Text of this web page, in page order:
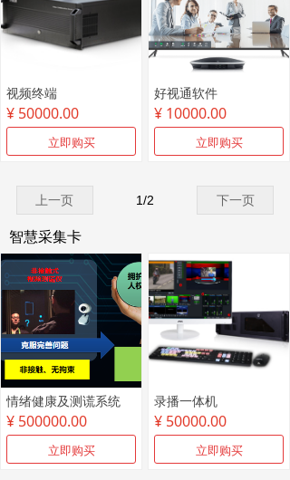
智慧采集卡
情绪健康及测谎系统
¥ 500000.00
立即购买
录播一体机
¥ 50000.00
立即购买
视频终端
¥ 50000.00
立即购买
好视通软件
¥ 10000.00
立即购买
上一页 下一页
1/2